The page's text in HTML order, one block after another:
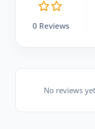
0 Reviews
No reviews